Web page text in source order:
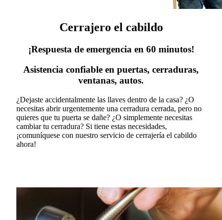
Cerrajero el cabildo
¡Respuesta de emergencia en 60 minutos!
Asistencia confiable en puertas, cerraduras,
ventanas, autos.
¿Dejaste accidentalmente las llaves dentro de la casa? ¿O
necesitas abrir urgentemente una cerradura cerrada, pero no
quieres que tu puerta se dañe? ¿O simplemente necesitas
cambiar tu cerradura? Si tiene estas necesidades,
¡comuníquese con nuestro servicio de cerrajería el cabildo
ahora!